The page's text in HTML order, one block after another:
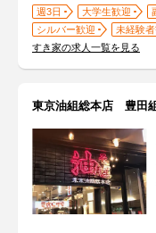
週3日 大学生歓迎
シルバー歓迎
未経験
すき家の求人一覧を見る
東京油組総本店 豊田